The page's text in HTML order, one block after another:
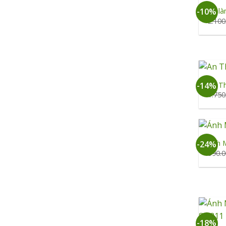
-10%
An
-14%
An
-24%
Ánh
-18%
+